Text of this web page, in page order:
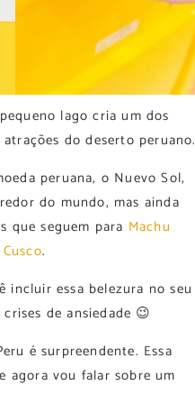
lago cria um dos
do deserto peruano.
peruana, o Nuevo Sol,
do mundo, mas ainda
que seguem para Machu
Cusco.
incluir essa belezura no seu
de ansiedade 😉
é surpreendente. Essa
e agora vou falar sobre um